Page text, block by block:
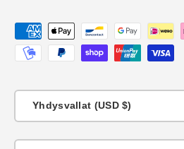
Maksutavat
Yhdysvallat (USD $)